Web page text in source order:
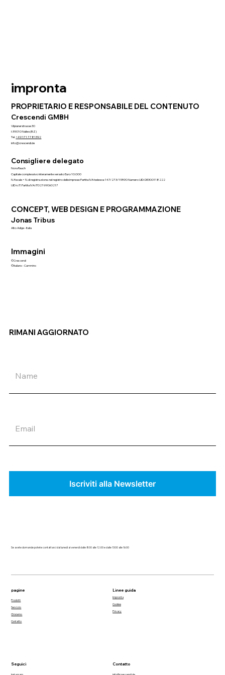
impronta
PROPRIETARIO E RESPONSABILE DEL CONTENUTO
Crescendi GMBH
Vilpianerstrasse 30
I-39010 Nalles (BZ)
Tel. +49 171 7781392
info@crescendi.de
Consigliere delegato
Nora Rauch
Capitale complessivo interamente versato Euro 10.000
N. fiscale + N. di registrazione. nel registro delle imprese: Partita IVA tedesca: 147/273/19590 Numero UID: DE300118222
UID n. IT: Partita IVA: IT02769060217
CONCEPT, WEB DESIGN E PROGRAMMAZIONE
Jonas Tribus
Alto Adige - Italia
Immagini
©Crescendi
©Italiano - Cammino
Iscriviti alla Newsletter
RIMANI AGGIORNATO
Contatto
Se avete domande potete contattarci dal lunedì al venerdì dalle 8:00 alle 12:00 e dalle 13:00 alle 16:00
pagine
Prodotti
Servizio
Chi siamo
Contatto
Linee guida
Impronta
Cookies
Privacy
Seguici
Instagram